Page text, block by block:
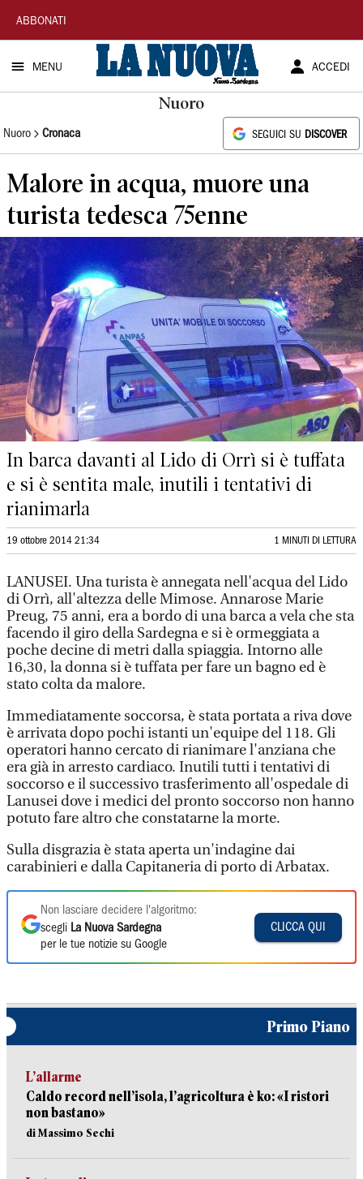
La
Nuova
Sardegna
ABBONATI
MENU ACCEDI
Nuoro
Nuoro Cronaca SEGUICI SU DISCOVER
Malore in acqua, muore una
turista tedesca 75enne
In barca davanti al Lido di Orrì si è tuffata
e si è sentita male, inutili i tentativi di
rianimarla
19 ottobre 2014 21:34 1 MINUTI DI LETTURA
LANUSEI. Una turista è annegata nell'acqua del Lido
di Orrì, all'altezza delle Mimose. Annarose Marie
Preug, 75 anni, era a bordo di una barca a vela che sta
facendo il giro della Sardegna e si è ormeggiata a
poche decine di metri dalla spiaggia. Intorno alle
16,30, la donna si è tuffata per fare un bagno ed è
stato colta da malore.
Immediatamente soccorsa, è stata portata a riva dove
è arrivata dopo pochi istanti un'equipe del 118. Gli
operatori hanno cercato di rianimare l'anziana che
era già in arresto cardiaco. Inutili tutti i tentativi di
soccorso e il successivo trasferimento all'ospedale di
Lanusei dove i medici del pronto soccorso non hanno
potuto fare altro che constatarne la morte.
Sulla disgrazia è stata aperta un'indagine dai
carabinieri e dalla Capitaneria di porto di Arbatax.
Non lasciare decidere l'algoritmo:
scegli La Nuova Sardegna
per le tue notizie su Google
CLICCA QUI
Primo Piano
L’allarme
Caldo record nell’isola, l’agricoltura è ko: «I ristori
non bastano»
di Massimo Sechi